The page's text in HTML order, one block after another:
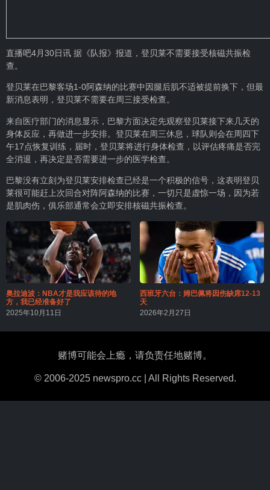
直播吧4月30日讯 据《队报》报道，登贝莱不需要接受核磁共振检
查。
登贝莱在巴黎客场1-0阿森纳的比赛中因腿后肌不适被提前换下，但最
新消息表明，登贝莱不需要在周三接受检查。
来自医疗部门的消息显示，巴黎方面决定先观察登贝莱接下来几天的
身体反应，再做进一步安排。登贝莱在周三休息，球队则会在周四下
午17点恢复训练，届时，登贝莱将进行身体检查，以评估疼痛是否完
全消退，再决定是否需要进一步的医学检查。
巴黎没有立刻为登贝莱安排检查已经是一个积极的信号，这表明登贝
莱很可能赶上次回合对阵阿森纳的比赛，一切只是虚惊一场，因为若
是肌肉伤，俱乐部通常会立即安排核磁共振检查。
奥拉迪波：NBA才是我应该待的地
方，我已经准备好了
2025年10月11日
西班牙六台：姆巴佩将因伤缺席12-13
天
2026年2月27日
赌博可能会上瘾，请负责任地赌博。
© 2006-2025 newspro.cc | All Rights Reserved.